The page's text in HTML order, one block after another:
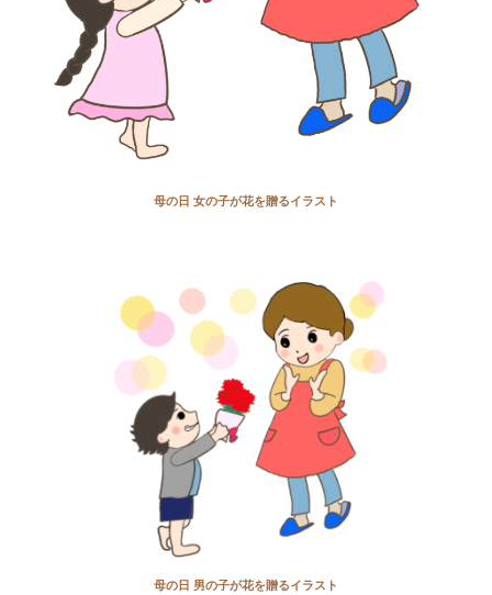
母の日 女の子が花を贈るイラスト
母の日 男の子が花を贈るイラスト